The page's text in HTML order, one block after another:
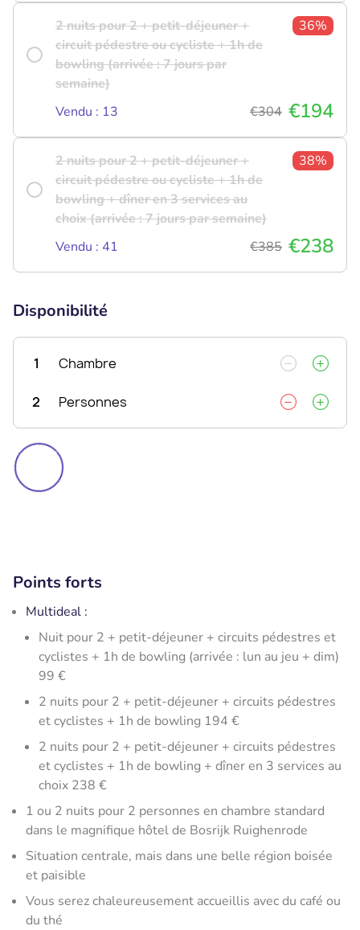
2 nuits pour 2 + petit-déjeuner +
circuit pédestre ou cycliste + 1h de
bowling (arrivée : 7 jours par
semaine)
36%
Vendu : 13 €304 €194
2 nuits pour 2 + petit-déjeuner +
circuit pédestre ou cycliste + 1h de
bowling + dîner en 3 services au
choix (arrivée : 7 jours par semaine)
38%
Vendu : 41 €385 €238
Disponibilité
1 Chambre
2 Personnes
Points forts
Multideal :
Nuit pour 2 + petit-déjeuner + circuits pédestres et
cyclistes + 1h de bowling (arrivée : lun au jeu + dim)
99 €
2 nuits pour 2 + petit-déjeuner + circuits pédestres
et cyclistes + 1h de bowling 194 €
2 nuits pour 2 + petit-déjeuner + circuits pédestres
et cyclistes + 1h de bowling + dîner en 3 services au
choix 238 €
1 ou 2 nuits pour 2 personnes en chambre standard
dans le magnifique hôtel de Bosrijk Ruighenrode
Situation centrale, mais dans une belle région boisée
et paisible
Vous serez chaleureusement accueillis avec du café ou
du thé